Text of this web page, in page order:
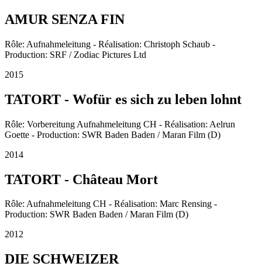
AMUR SENZA FIN
Rôle: Aufnahmeleitung - Réalisation: Christoph Schaub -
Production: SRF / Zodiac Pictures Ltd
2015
TATORT - Wofür es sich zu leben lohnt
Rôle: Vorbereitung Aufnahmeleitung CH - Réalisation: Aelrun
Goette - Production: SWR Baden Baden / Maran Film (D)
2014
TATORT - Château Mort
Rôle: Aufnahmeleitung CH - Réalisation: Marc Rensing -
Production: SWR Baden Baden / Maran Film (D)
2012
DIE SCHWEIZER